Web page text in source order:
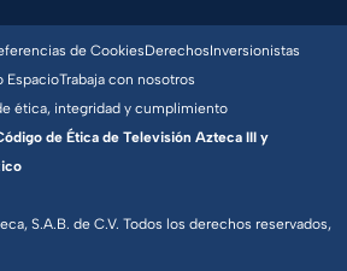
S.A.B. de C.V. Todos los derechos reservados,
de CookiesDerechosInversionistas
EspacioTrabaja con nosotros
ética, integridad y cumplimiento
de Ética de Televisión Azteca III y